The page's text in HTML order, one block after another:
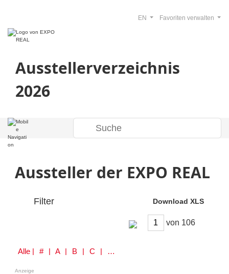
Ausstellerverzeichnis
2026
Favoriten verwalten
EN
Aussteller der EXPO REAL
Filter Download XLS
von
Alle | # | A | B | C | D | E | F | G | H | I | J | K | L | M | N | O | P | Q | R | S | T | U | V | W | Y | Z
Anzeige